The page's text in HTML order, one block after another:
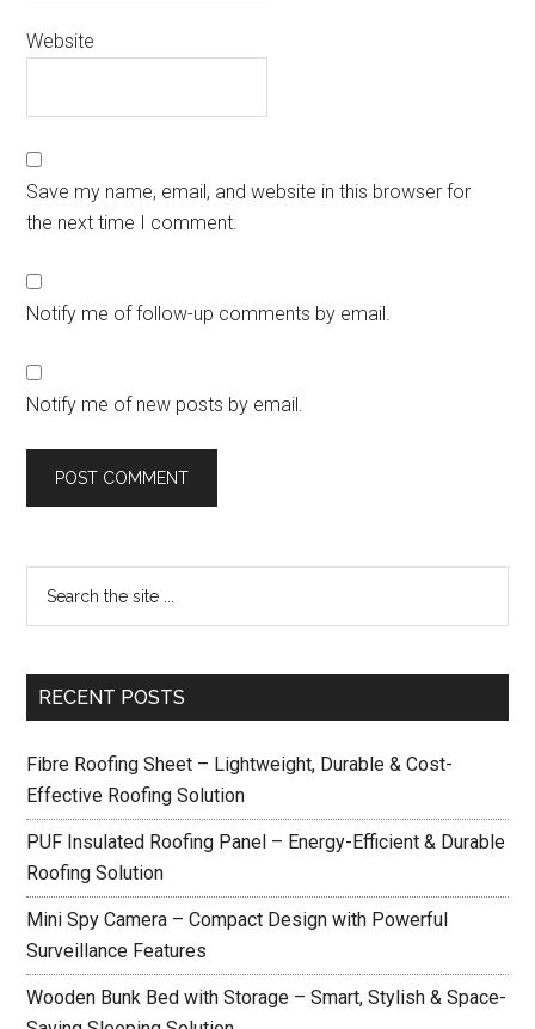
Website
Save my name, email, and website in this browser for
the next time I comment.
Notify me of follow-up comments by email.
Notify me of new posts by email.
RECENT POSTS
Fibre Roofing Sheet – Lightweight, Durable & Cost-
Effective Roofing Solution
PUF Insulated Roofing Panel – Energy-Efficient & Durable
Roofing Solution
Mini Spy Camera – Compact Design with Powerful
Surveillance Features
Wooden Bunk Bed with Storage – Smart, Stylish & Space-